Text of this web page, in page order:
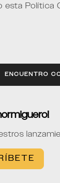
Política